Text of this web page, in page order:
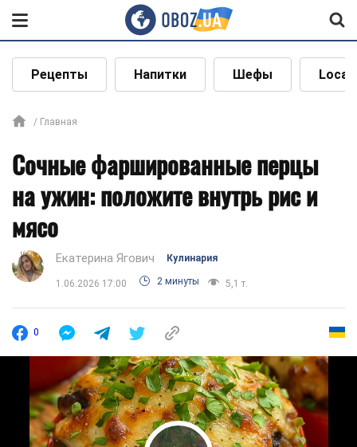
Рецепты Напитки Шефы Local
Главная
Сочные фаршированные перцы
на ужин: положите внутрь рис и
мясо
Екатерина Ягович Кулинария
1.06.2026 17:00 2 минуты 5,1 т.
0